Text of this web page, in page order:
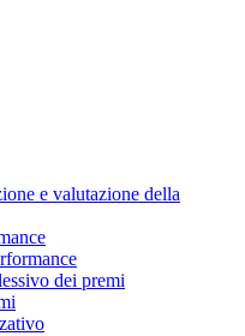
e valutazione della
dei premi